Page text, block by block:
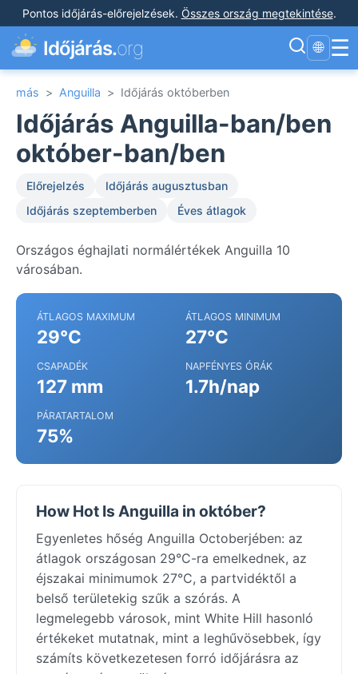
Pontos időjárás-előrejelzések. Összes ország megtekintése.
Időjárás.org 🌐 ☰
más > Anguilla > Időjárás októberben
Időjárás Anguilla-ban/ben
október-ban/ben
Előrejelzés
Időjárás augusztusban
Időjárás szeptemberben
Éves átlagok
Országos éghajlati normálértékek Anguilla 10
városában.
ÁTLAGOS MAXIMUM
29°C
ÁTLAGOS MINIMUM
27°C
CSAPADÉK
127 mm
NAPFÉNYES ÓRÁK
1.7h/nap
PÁRATARTALOM
75%
How Hot Is Anguilla in október?
Egyenletes hőség Anguilla Octoberjében: az
átlagok országosan 29°C-ra emelkednek, az
éjszakai minimumok 27°C, a partvidéktől a
belső területekig szűk a szórás. A
legmelegebb városok, mint White Hill hasonló
értékeket mutatnak, mint a leghűvösebbek, így
számíts következetesen forró időjárásra az